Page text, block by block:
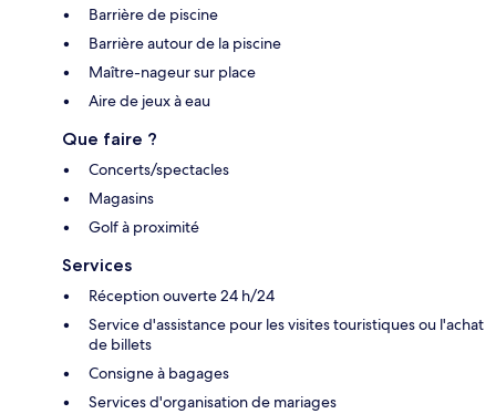
Barrière de piscine
Barrière autour de la piscine
Maître-nageur sur place
Aire de jeux à eau
Que faire ?
Concerts/spectacles
Magasins
Golf à proximité
Services
Réception ouverte 24 h/24
Service d'assistance pour les visites touristiques ou l'achat
de billets
Consigne à bagages
Services d'organisation de mariages